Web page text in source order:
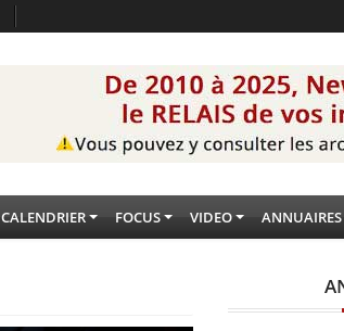
CALENDRIER FOCUS VIDEO ANNUAIRES